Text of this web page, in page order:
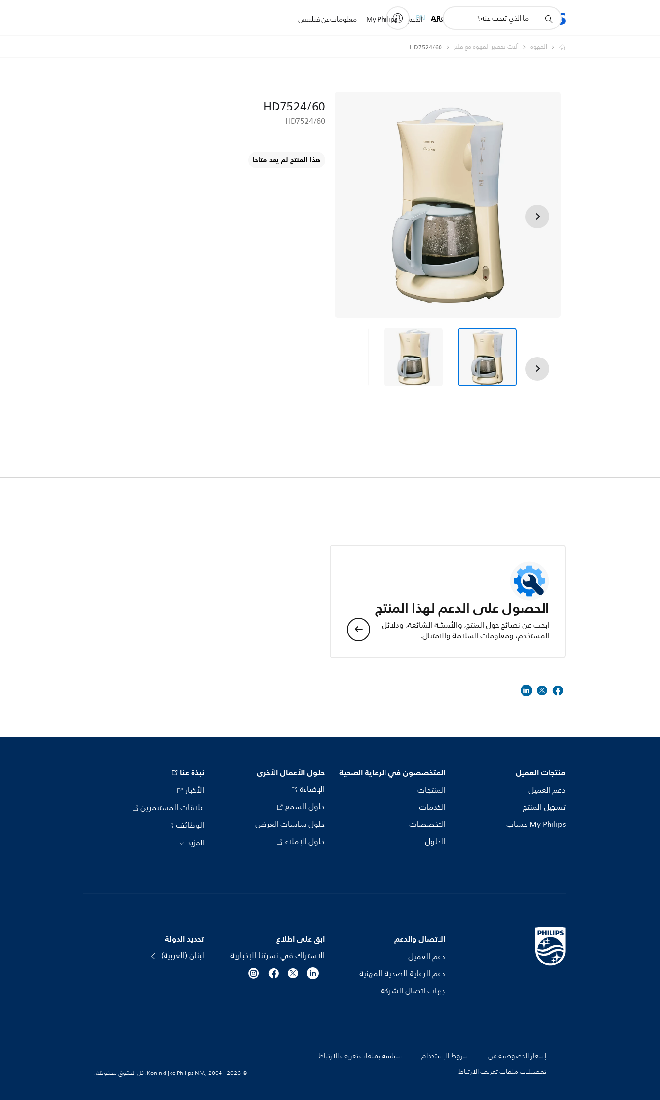
المنتجات للشركات الدعم My Philips معلومات عن فيليبس
أيقونة
دعم
AR
EN
القهوة آلات تحضير القهوة مع فلتر HD7524/60
HD7524/60
HD7524/60
هذا المنتج لم يعد متاحا
الحصول على الدعم لهذا المنتج
ابحث عن نصائح حول المنتج، والأسئلة الشائعة، ودلائل
المستخدم، ومعلومات السلامة والامتثال.
منتجات العميل
دعم العميل
تسجيل المنتج
My Philips حساب
المتخصصون في الرعاية الصحية
المنتجات
الخدمات
التخصصات
الحلول
حلول الأعمال الأخرى
الإضاءة
حلول السمع
حلول شاشات العرض
حلول الإملاء
نبذة عنا
الأخبار
علاقات المستثمرين
الوظائف
المزيد
الاتصال والدعم
دعم العميل
دعم الرعاية الصحية المهنية
جهات اتصال الشركة
ابق على اطلاع
الاشتراك في نشرتنا الإخبارية
تحديد الدولة
لبنان (العربية)
إشعار الخصوصية من شروط الإستخدام
سياسة بملفات تعريف الارتباط
تفضيلات ملفات تعريف الارتباط
© Koninklijke Philips N.V., 2004 - 2026. كل الحقوق محفوظة.